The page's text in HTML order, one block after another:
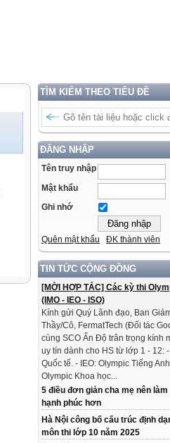
TÌM KIẾM THEO TIÊU ĐỀ
ĐĂNG NHẬP
Tên truy nhập
Mật khẩu
Ghi nhớ
Quên mật khẩu ĐK thành viên
TIN TỨC CỘNG ĐỒNG
[MỜI HỢP TÁC] Các kỳ thi
(IMO - IEO - ISO)
Kính gửi Quý Lãnh đạo, Ban
Thầy/Cô, FermatTech (Đối tác
cùng SCO Ấn Độ trân trọng kính
uy tín dành cho HS từ lớp 1 - 12:
Quốc tế. - IEO: Olympic Tiếng
Olympic Khoa học...
5 điều đơn giản cha mẹ nên
hạnh phúc hơn
Hà Nội công bố cấu trúc định
môn thi lớp 10 năm 2025